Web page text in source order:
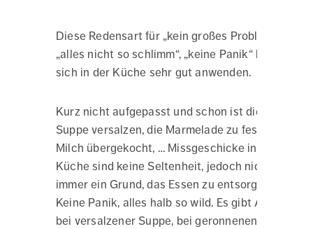
Diese Redensart für „kein großes Problem“,
„alles nicht so schlimm“, „keine Panik“ lässt
sich in der Küche sehr gut anwenden.
Kurz nicht aufgepasst und schon ist die
Suppe versalzen, die Marmelade zu fest, die
Milch übergekocht, … Missgeschicke in der
Küche sind keine Seltenheit, jedoch nicht
immer ein Grund, das Essen zu entsorgen.
Keine Panik, alles halb so wild. Es gibt Abhilfe
bei versalzener Suppe, bei geronnenen